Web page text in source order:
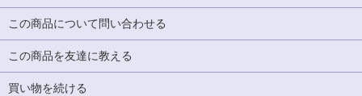
この商品について問い合わせる
この商品を友達に教える
買い物を続ける